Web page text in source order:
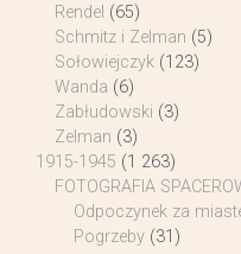
Rendel (65)
Schmitz i Zelman (5)
Sołowiejczyk (123)
Wanda (6)
Zabłudowski (3)
Zelman (3)
1915-1945 (1 263)
FOTOGRAFIA
Odpoczynek za
Pogrzeby (31)